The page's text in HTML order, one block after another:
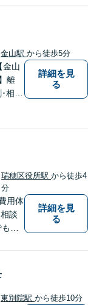
く
金山駅 から徒歩5分
金山
離
相続
便
詳細を見
る
瑞穂区役所駅から徒歩4
分
用体
談
お
開示
ブ
の
詳細を見
る
東別院駅 から徒歩10分